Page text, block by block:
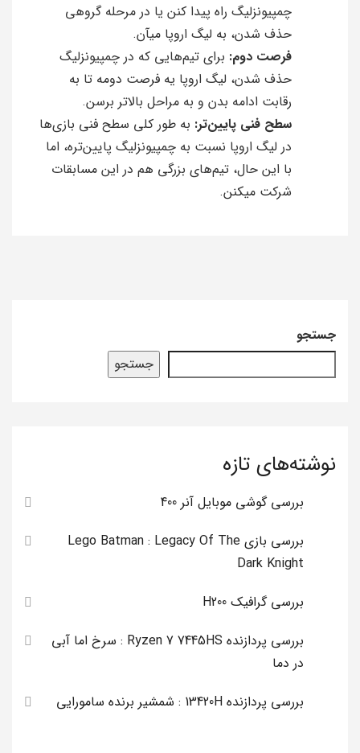
چمپیونزلیگ راه پیدا کنن یا در مرحله گروهی
حذف شدن، به لیگ اروپا میآن.
فرصت دوم: برای تیم‌هایی که در چمپیونزلیگ
حذف شدن، لیگ اروپا یه فرصت دومه تا به
رقابت ادامه بدن و به مراحل بالاتر برسن.
سطح فنی پایین‌تر: به طور کلی سطح فنی بازی‌ها
در لیگ اروپا نسبت به چمپیونزلیگ پایین‌تره، اما
با این حال، تیم‌های بزرگی هم در این مسابقات
شرکت میکنن.
جستجو
جستجو
نوشته‌های تازه
بررسی گوشی موبایل آنر 400
بررسی بازی Lego Batman : Legacy Of The
Dark Knight
بررسی گرافیک H200
بررسی پردازنده Ryzen 7 7445HS : سرخ اما آبی
در دما
بررسی پردازنده 13420H : شمشیر برنده سامورایی